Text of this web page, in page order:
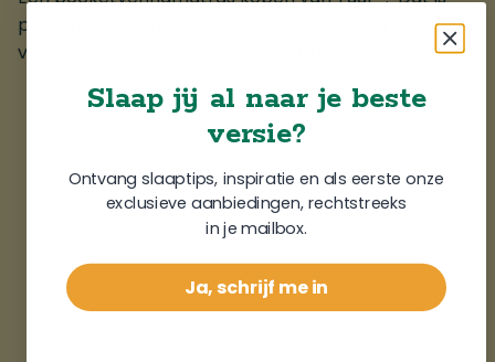
pas écht natuurlijk. Onze producten beschikken over
verschillende certificaten die dat bewijzen.
Slaap jij al naar je beste
versie?
Ontvang slaaptips, inspiratie en als eerste onze
exclusieve aanbiedingen, rechtstreeks
in je mailbox.
Ja, schrijf me in